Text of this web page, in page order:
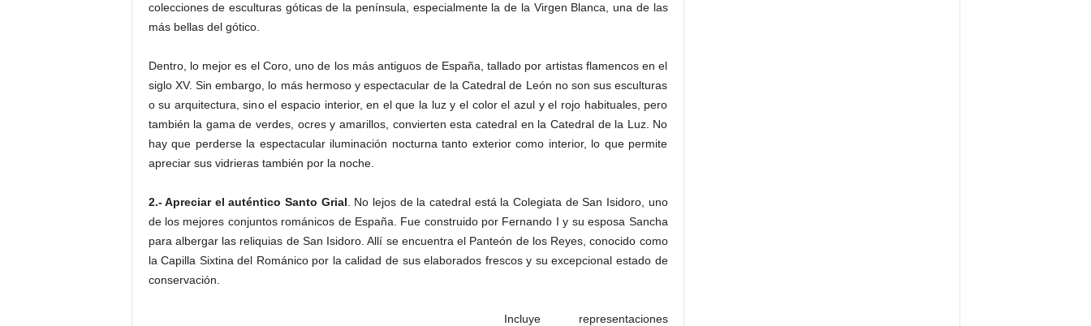
colecciones de esculturas góticas de la península, especialmente la de la Virgen Blanca, una de las
más bellas del gótico.
Dentro, lo mejor es el Coro, uno de los más antiguos de España, tallado por artistas flamencos en el
siglo XV. Sin embargo, lo más hermoso y espectacular de la Catedral de León no son sus esculturas
o su arquitectura, sino el espacio interior, en el que la luz y el color el azul y el rojo habituales, pero
también la gama de verdes, ocres y amarillos, convierten esta catedral en la Catedral de la Luz. No
hay que perderse la espectacular iluminación nocturna tanto exterior como interior, lo que permite
apreciar sus vidrieras también por la noche.
2.- Apreciar el auténtico Santo Grial . No lejos de la catedral está la Colegiata de San Isidoro, uno
de los mejores conjuntos románicos de España. Fue construido por Fernando I y su esposa Sancha
para albergar las reliquias de San Isidoro. Allí se encuentra el Panteón de los Reyes, conocido como
la Capilla Sixtina del Románico por la calidad de sus elaborados frescos y su excepcional estado de
conservación.
Incluye representaciones